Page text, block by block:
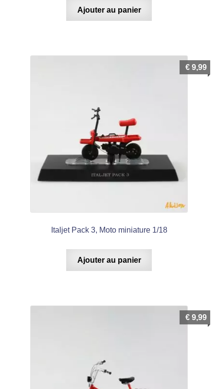
Ajouter au panier
Italjet Pack 3, Moto miniature 1/18
€ 9,99
Ajouter au panier
€ 9,99